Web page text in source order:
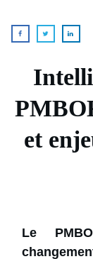
et
Le